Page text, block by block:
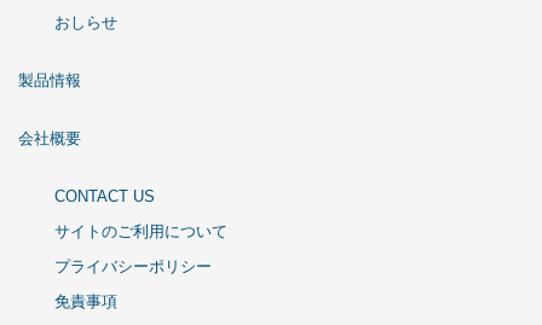
おしらせ
製品情報
会社概要
CONTACT US
サイトのご利用について
プライバシーポリシー
免責事項